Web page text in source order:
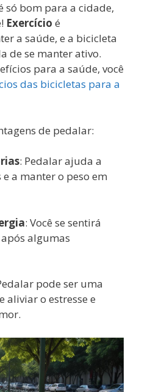
só bom para a cidade,
Exercício é
a saúde, e a bicicleta
de se manter ativo.
para a saúde, você
das bicicletas para a
de pedalar:
: Pedalar ajuda a
a manter o peso em
: Você se sentirá
algumas
pode ser uma
aliviar o estresse e